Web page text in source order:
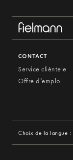
CONTACT
Service clièntele
Offre d'emploi
Choix de la langue :